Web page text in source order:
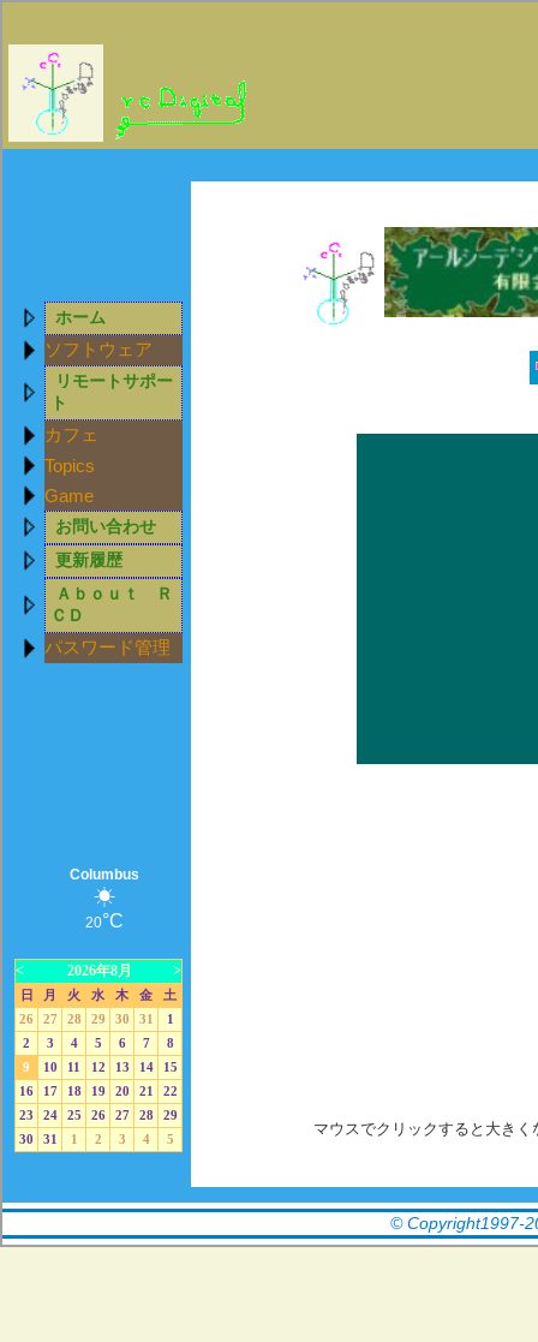
ホーム
ソフトウェア
リモートサポー
ト
カフェ
Topics
Game
お問い合わせ
更新履歴
Ａｂｏｕｔ Ｒ
ＣＤ
パスワード管理
Columbus
☀
20°C
< 2026年8月 >
日 月 火 水 木 金
土
26
27 28 29 30 31
1
2
3 4 5 6 7
8
9
10 11 12 13 14
15
16
17 18 19 20 21
22
23
24 25 26 27 28
29
30
31 1 2 3 4 5
マウスでクリックすると大きく
©Copyright1997-